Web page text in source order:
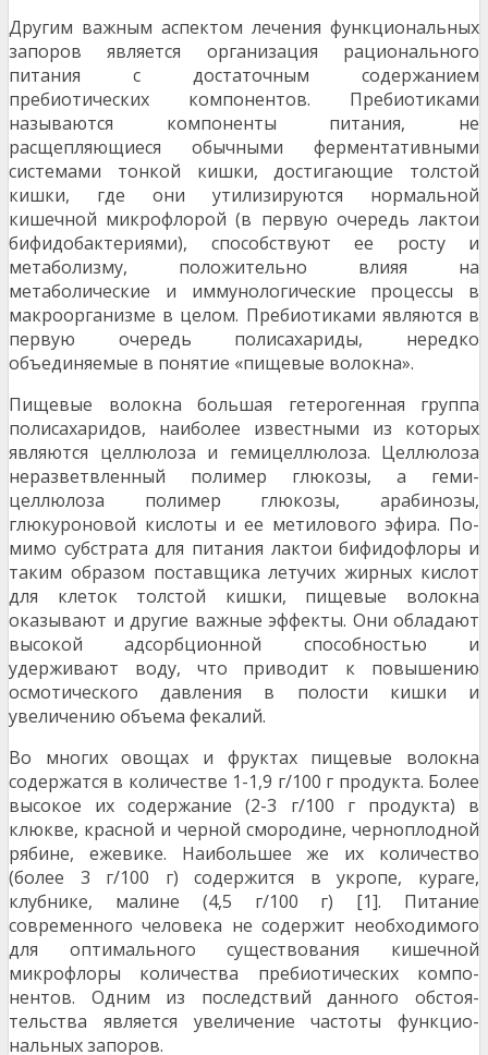
Другим важным аспектом лечения функциональ­ных
запоров является организация рационального
питания с достаточным содержанием
пребиотических компонентов. Пребиотиками
называются компоненты питания, не
расщепляющиеся обыч­ными ферментативными
системами тонкой кишки, достигающие толстой
кишки, где они утилизиру­ются нормальной
кишечной микрофлорой (в первую очередь лактои
бифидобактериями), способствуют ее росту и
метаболизму, положи­тельно влияя на
метаболические и иммунологи­ческие процессы в
макроорганизме в целом. Пре­биотиками являются в
первую очередь полисаха­риды, нередко
объединяемые в понятие «пище­вые волокна».
Пищевые волокна большая гетерогенная группа
полисахаридов, наиболее известными из которых
являются целлюлоза и гемицеллюлоза. Целлюло­за
неразветвленный полимер глюкозы, а геми­
целлюлоза полимер глюкозы, арабинозы,
глюкуроновой кислоты и ее метилового эфира. По­
мимо субстрата для питания лактои бифидофлоры и
таким образом поставщика летучих жир­ных кислот
для клеток толстой кишки, пищевые волокна
оказывают и другие важные эффекты. Они обладают
высокой адсорбционной способно­стью и
удерживают воду, что приводит к повыше­нию
осмотического давления в полости кишки и
увеличению объема фекалий.
Во многих овощах и фруктах пищевые волокна
содержатся в количестве 1-1,9 г/100 г продукта. Более
высокое их содержание (2-3 г/100 г продук­та) в
клюкве, красной и черной смородине, черно­плодной
рябине, ежевике. Наибольшее же их ко­личество
(более 3 г/100 г) содержится в укропе, кураге,
клубнике, малине (4,5 г/100 г) [1]. Питание
современного человека не содержит необходимо­го
для оптимального существования кишечной
микрофлоры количества пребиотических компо­
нентов. Одним из последствий данного обстоя­
тельства является увеличение частоты функцио­
нальных запоров.